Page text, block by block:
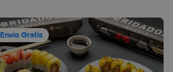
Envío Gratis